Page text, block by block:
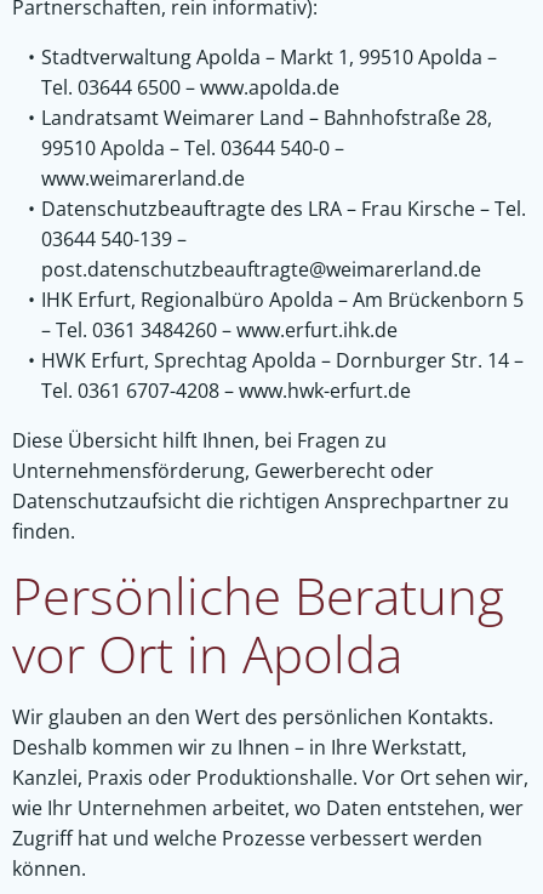
Partnerschaften, rein informativ):
Stadtverwaltung Apolda – Markt 1, 99510 Apolda –
Tel. 03644 6500 –www.apolda.de
Landratsamt Weimarer Land – Bahnhofstraße 28,
99510 Apolda – Tel. 03644 540-0 –
www.weimarerland.de
Datenschutzbeauftragte des LRA – Frau Kirsche – Tel.
03644 540-139 –
post.datenschutzbeauftragte@weimarerland.de
IHK Erfurt, Regionalbüro Apolda – Am Brückenborn 5
– Tel. 0361 3484260 –www.erfurt.ihk.de
HWK Erfurt, Sprechtag Apolda – Dornburger Str. 14 –
Tel. 0361 6707-4208 –www.hwk-erfurt.de
Diese Übersicht hilft Ihnen, bei Fragen zu
Unternehmensförderung, Gewerberecht oder
Datenschutzaufsicht die richtigen Ansprechpartner zu
finden.
Persönliche Beratung
vor Ort in Apolda
Wir glauben an den Wert des persönlichen Kontakts.
Deshalb kommen wir zu Ihnen – in Ihre Werkstatt,
Kanzlei, Praxis oder Produktionshalle. Vor Ort sehen wir,
wie Ihr Unternehmen arbeitet, wo Daten entstehen, wer
Zugriff hat und welche Prozesse verbessert werden
können.